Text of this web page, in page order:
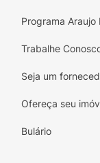
Programa Araujo
Trabalhe
Seja um
Ofereça seu
Bulário